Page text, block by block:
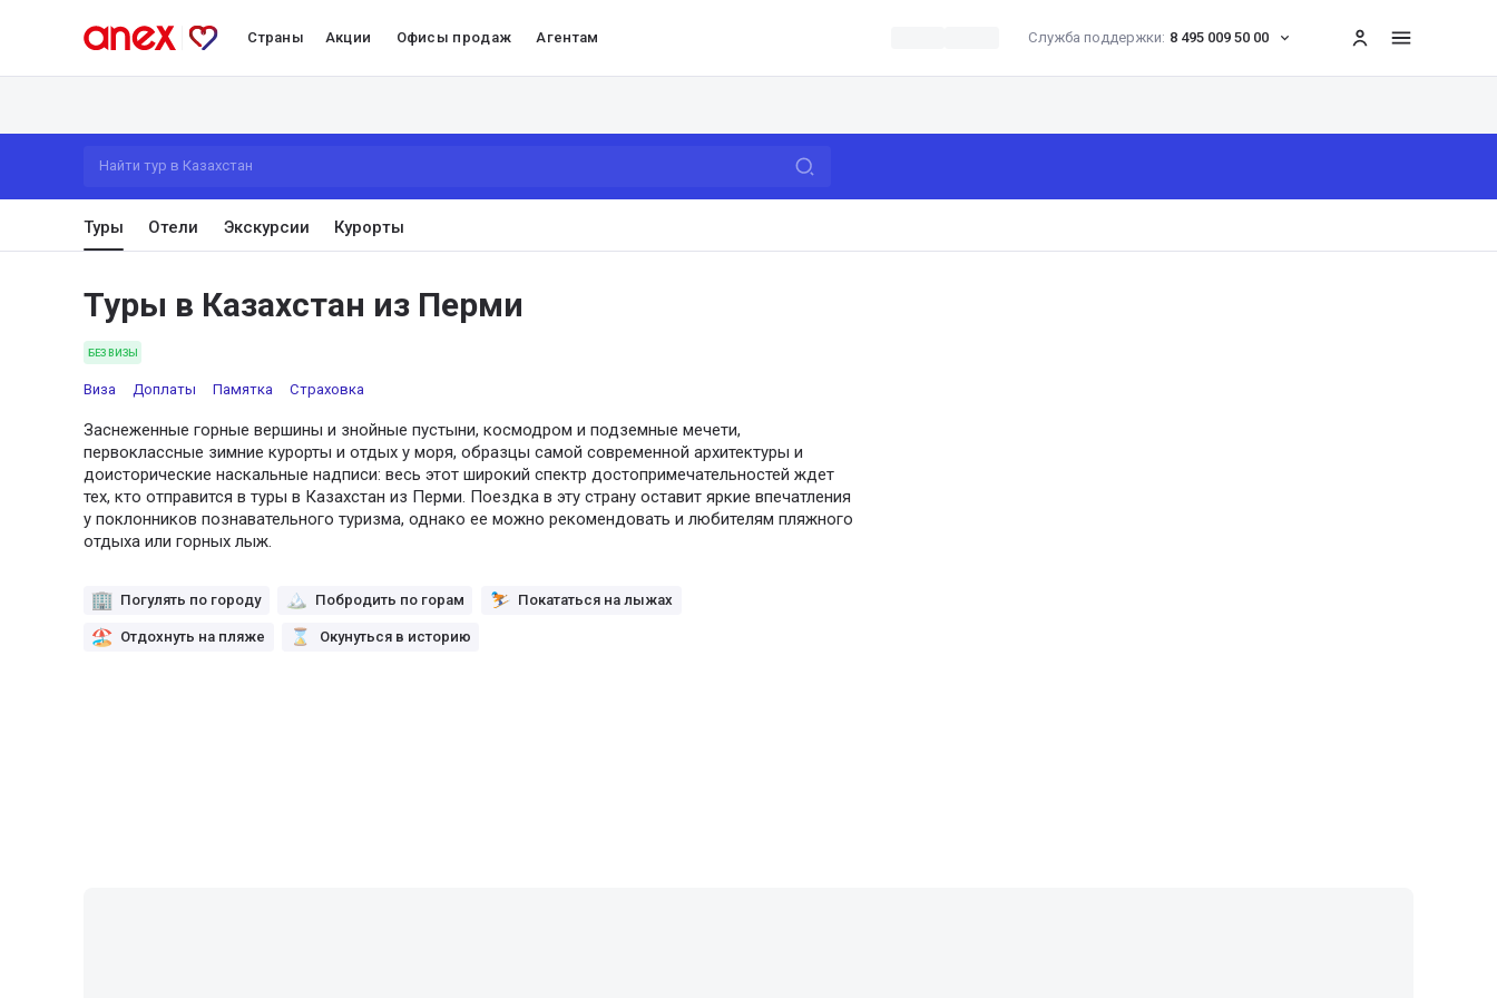
Страны Акции Офисы продаж Агентам Служба поддержки: 8 495 009 50 00 меню
Найти тур в Казахстан
Туры Отели Экскурсии Курорты
Туры в Казахстан из Перми
БЕЗ ВИЗЫ
Виза Доплаты Памятка Страховка
Заснеженные горные вершины и знойные пустыни, космодром и подземные мечети,
первоклассные зимние курорты и отдых у моря, образцы самой современной архитектуры и
доисторические наскальные надписи: весь этот широкий спектр достопримечательностей ждет
тех, кто отправится в туры в Казахстан из Перми. Поездка в эту страну оставит яркие впечатления
у поклонников познавательного туризма, однако ее можно рекомендовать и любителям пляжного
отдыха или горных лыж.
Погулять по городу Побродить по горам Покататься на лыжах
Отдохнуть на пляже Окунуться в историю